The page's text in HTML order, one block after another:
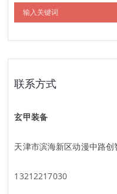
联系方式
玄甲装备
天津市滨海新区动漫中路
13212217030